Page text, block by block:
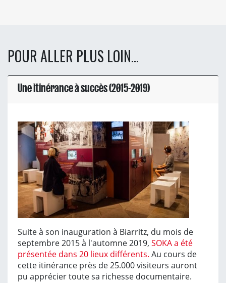
POUR ALLER PLUS LOIN...
Une itinérance à succès (2015-2019)
Suite à son inauguration à Biarritz, du mois de
septembre 2015 à l'automne 2019, SOKA a été
présentée dans 20 lieux différents. Au cours de
cette itinérance près de 25.000 visiteurs auront
pu apprécier toute sa richesse documentaire.